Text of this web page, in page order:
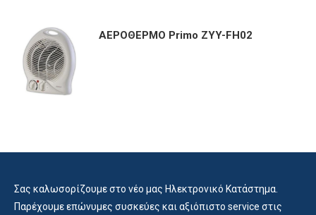
ΑΕΡΟΘΕΡΜΟ Primo ZYY-FH02
Σας καλωσορίζουμε στο νέο μας Ηλεκτρονικό Κατάστημα.
Παρέχουμε επώνυμες συσκεύες και αξιόπιστο service στις